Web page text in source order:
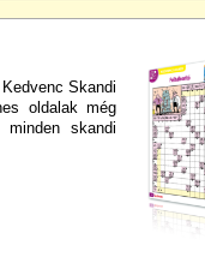
Skandi
oldalak még
skandi